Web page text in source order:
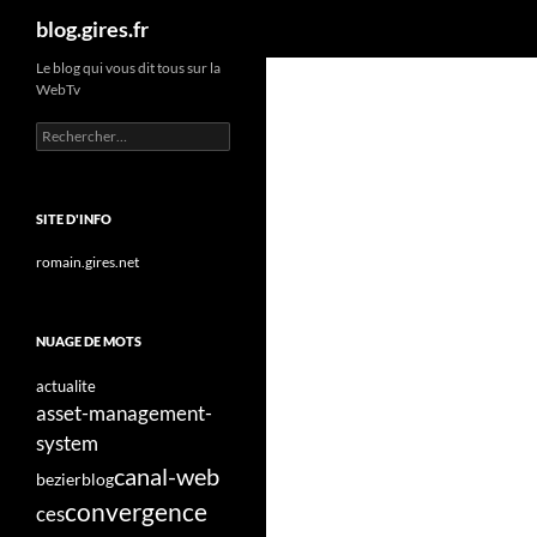
Aller
contenu
blog.gires.fr
Le blog qui vous dit tous sur la
WebTv
Rechercher :
SITE D'INFO
romain.gires.net
NUAGE DE MOTS
actualite
asset-management-
system
bezierblogcanal-web
cesconvergence